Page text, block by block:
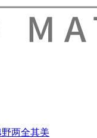
两全其美